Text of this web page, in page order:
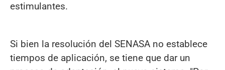
estimulantes.
Si bien la resolución del SENASA no establece
tiempos de aplicación, se tiene que dar un